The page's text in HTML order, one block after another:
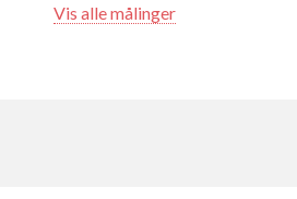
Vis alle målinger